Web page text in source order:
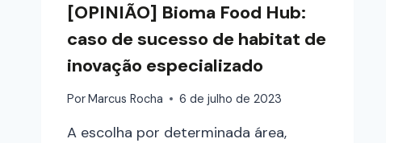
[OPINIÃO] Bioma Food Hub:
caso de sucesso de habitat de
inovação especializado
PorMarcus Rocha 6 de julho de 2023
A escolha por determinada área,